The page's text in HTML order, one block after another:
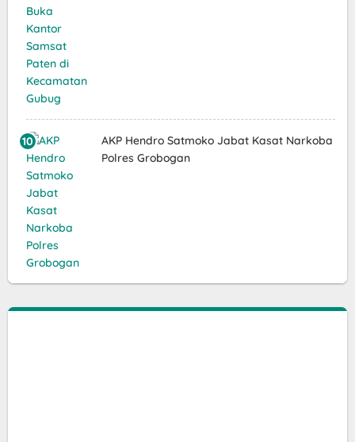
AKP Hendro Satmoko Jabat Kasat Narkoba
Polres Grobogan